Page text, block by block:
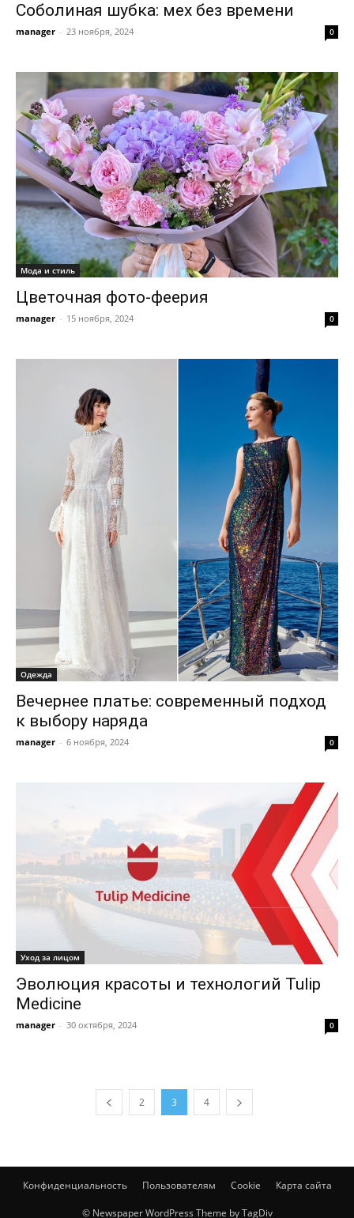
Соболиная шубка: мех без времени
manager - 23 ноября, 2024 0
Мода и стиль
Цветочная фото-феерия
manager - 15 ноября, 2024 0
Одежда
Вечернее платье: современный подход
к выбору наряда
manager - 6 ноября, 2024 0
Уход за лицом
Эволюция красоты и технологий Tulip
Medicine
manager - 30 октября, 2024 0
2 3 4
Конфиденциальность Пользователям Cookie Карта сайта
© Newspaper WordPress Theme by TagDiv